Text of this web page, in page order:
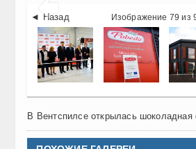

◄ Назад Изображение 79 из
В Вентспилсе открылась